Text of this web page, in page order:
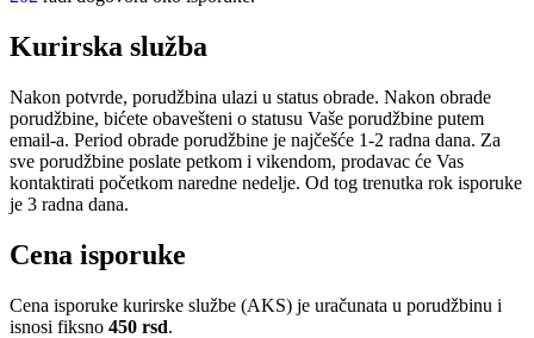
Kurirska služba
Nakon potvrde, porudžbina ulazi u status obrade. Nakon obrade
porudžbine, bićete obavešteni o statusu Vaše porudžbine putem
email-a. Period obrade porudžbine je najčešće 1-2 radna dana. Za
sve porudžbine poslate petkom i vikendom, prodavac će Vas
kontaktirati početkom naredne nedelje. Od tog trenutka rok isporuke
je 3 radna dana.
Cena isporuke
Cena isporuke kurirske službe (AKS) je uračunata u porudžbinu i
isnosi fiksno 450 rsd.